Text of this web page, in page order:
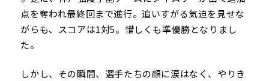
点を奪われ最終回まで進行。追いすがる気迫を見せな
がらも、スコアは1対5。惜しくも準優勝となりまし
た。
しかし、その瞬間、選手たちの顔に涙はなく、やりき